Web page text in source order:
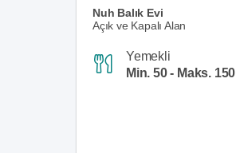
Nuh Balık Evi
Açık ve Kapalı Alan
Yemekli
Min. 50 - Maks. 150